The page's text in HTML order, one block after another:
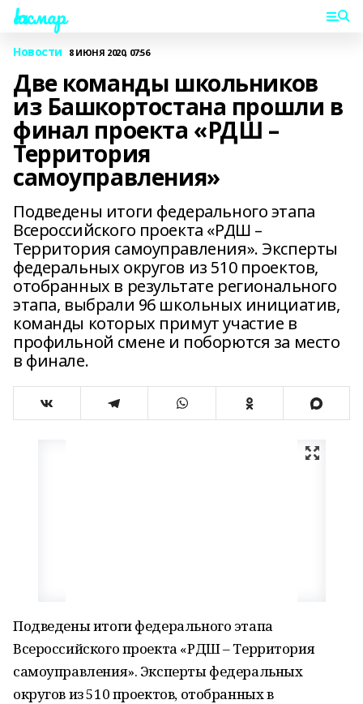
Һаҡмар
Новости 8 ИЮНЯ 2020, 07:56
Две команды школьников
из Башкортостана прошли в
финал проекта «РДШ –
Территория
самоуправления»
Подведены итоги федерального этапа
Всероссийского проекта «РДШ –
Территория самоуправления». Эксперты
федеральных округов из 510 проектов,
отобранных в результате регионального
этапа, выбрали 96 школьных инициатив,
команды которых примут участие в
профильной смене и поборются за место
в финале.
Подведены итоги федерального этапа
Всероссийского проекта «РДШ – Территория
самоуправления». Эксперты федеральных
округов из 510 проектов, отобранных в